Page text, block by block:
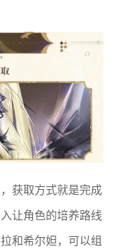
获取方式就是完成
让角色的培养路线
和希尔妲，可以组